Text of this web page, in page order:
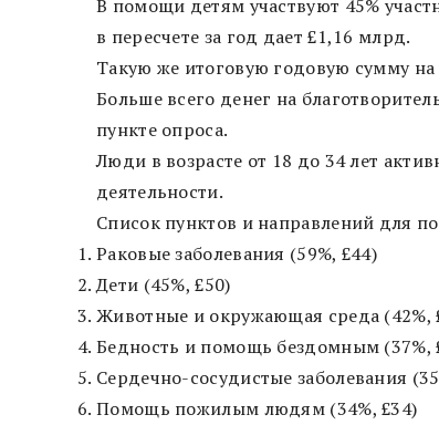
В помощи детям участвуют 45%
в пересчете за год дает £1,16 млрд.
Такую же итоговую годовую сумму
Больше всего денег на
пункте опроса.
Люди в возрасте от 18 до 34 лет
деятельности.
Список пунктов и направлений для
Раковые заболевания (59%, £44)
Дети (45%, £50)
Животные и окружающая среда (42%,
Бедность и помощь бездомным (37%,
Сердечно-сосудистые заболевания
Помощь пожилым людям (34%, £34)